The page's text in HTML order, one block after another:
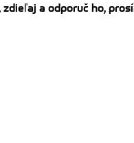
a odporuč ho,